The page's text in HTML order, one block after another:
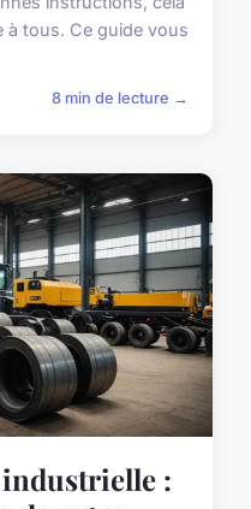
à tous. Ce guide vous
8 min de lecture →
: